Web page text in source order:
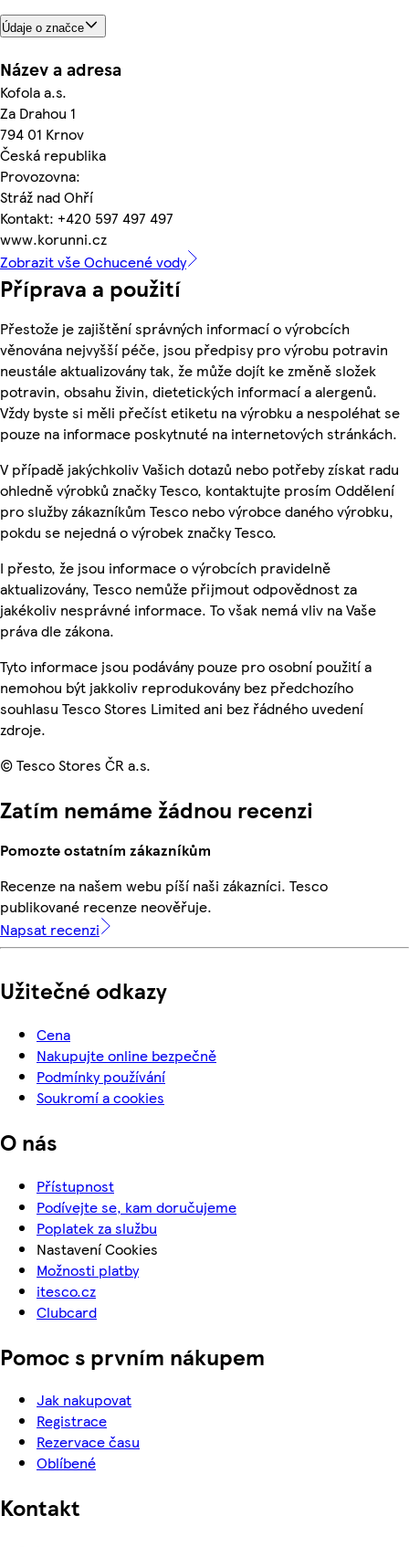
Údaje o značce
Název a adresa
Kofola a.s.
Za Drahou 1
794 01 Krnov
Česká republika
Provozovna:
Stráž nad Ohří
Kontakt: +420 597 497 497
www.korunni.cz
Zobrazit vše Ochucené vody
Příprava a použití
Přestože je zajištění správných informací o výrobcích
věnována nejvyšší péče, jsou předpisy pro výrobu potravin
neustále aktualizovány tak, že může dojít ke změně složek
potravin, obsahu živin, dietetických informací a alergenů.
Vždy byste si měli přečíst etiketu na výrobku a nespoléhat se
pouze na informace poskytnuté na internetových stránkách.
V případě jakýchkoliv Vašich dotazů nebo potřeby získat radu
ohledně výrobků značky Tesco, kontaktujte prosím Oddělení
pro služby zákazníkům Tesco nebo výrobce daného výrobku,
pokdu se nejedná o výrobek značky Tesco.
I přesto, že jsou informace o výrobcích pravidelně
aktualizovány, Tesco nemůže přijmout odpovědnost za
jakékoliv nesprávné informace. To však nemá vliv na Vaše
práva dle zákona.
Tyto informace jsou podávány pouze pro osobní použití a
nemohou být jakkoliv reprodukovány bez předchozího
souhlasu Tesco Stores Limited ani bez řádného uvedení
zdroje.
© Tesco Stores ČR a.s.
Zatím nemáme žádnou recenzi
Pomozte ostatním zákazníkům
Recenze na našem webu píší naši zákazníci. Tesco
publikované recenze neověřuje.
Napsat recenzi
Užitečné odkazy
Cena
Nakupujte online bezpečně
Podmínky používání
Soukromí a cookies
O nás
Přístupnost
Podívejte se, kam doručujeme
Poplatek za službu
Nastavení Cookies
Možnosti platby
itesco.cz
Clubcard
Pomoc s prvním nákupem
Jak nakupovat
Registrace
Rezervace času
Oblíbené
Kontakt